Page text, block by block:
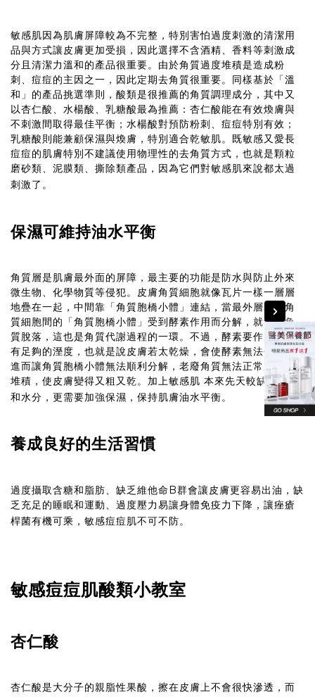
敏感肌因為肌膚屏障較為不完整，特別害怕過度刺激的清潔用
品與方式讓皮膚更加受損，因此選擇不含酒精、香料等刺激成
分且清潔力溫和的產品很重要。由於角質過度堆積是造成粉
刺、痘痘的主因之一，因此定期去角質很重要。同樣基於「溫
和」的產品挑選準則，酸類是很推薦的角質調理成分，其中又
以杏仁酸、水楊酸、乳糖酸最為推薦：杏仁酸能在有效煥膚與
不刺激間取得最佳平衡；水楊酸對預防粉刺、痘痘特別有效；
乳糖酸則能兼顧保濕與煥膚，特別適合乾敏肌。既敏感又愛長
痘痘的肌膚特別不建議使用物理性的去角質方式，也就是顆粒
磨砂類、泥膜類、撕除類產品，因為它們對敏感肌來說都太過
刺激了。
保濕可維持油水平衡
角質層是肌膚最外面的屏障，最主要的功能是防水與防止外來
微生物、化學物質等侵犯。皮膚角質細胞就像瓦片一樣一層層
地疊在一起，中間靠「角質胞橋小體」連結，當最外層老廢角
質細胞間的「角質胞橋小體」受到酵素作用而分解，就會讓角
質脫落，這也是角質代謝過程的一環。不過，酵素要作用需要
有足夠的溼度，也就是說皮膚若太乾燥，會使酵素無法作用，
進而讓角質胞橋小體無法順利分解，老廢角質無法正常脫落而
堆積，使皮膚變得又粗又乾。加上敏感肌 本來先天較缺乏皮脂
和水分，更需要加強保濕，保持肌膚油水平衡。
養成良好的生活習慣
過度攝取含糖和脂肪、缺乏維他命B群會讓皮膚更容易出油，缺
乏充足的睡眠和運動、過度壓力易讓身體免疫力下降，讓痤瘡
桿菌有機可乘，敏感痘痘肌不可不防。
敏感痘痘肌酸類小教室
杏仁酸
杏仁酸是大分子的親脂性果酸，擦在皮膚上不會很快滲透，而